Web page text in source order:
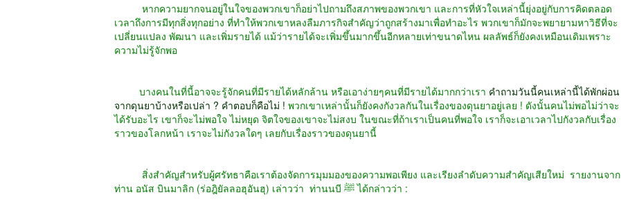
หากความยากจนอยู่ในใจของพวกเขาก็อย่าไปถามถึงสภาพของพวกเขา และการที่หัวใจเหล่านี้ยุ่งอยู่กับการคิดตลอด
เวลาถึงการมีทุกสิ่งทุกอย่าง ที่ทำให้พวกเขาหลงลืมภารกิจสำคัญว่าถูกสร้างมาเพื่อทำอะไร พวกเขาก็มักจะพยายามหาวิธีที่จะ
เปลี่ยนแปลง พัฒนา และเพิ่มรายได้ แม้ว่ารายได้จะเพิ่มขึ้นมากขึ้นอีกหลายเท่าขนาดไหน ผลลัพธ์ก็ยังคงเหมือนเดิมเพราะ
ความไม่รู้จักพอ
บางคนในที่นี้อาจจะรู้จักคนที่มีรายได้หลักล้าน หรือเอาง่ายๆคนที่มีรายได้มากกว่าเรา คำถามวันนี้คนเหล่านี้ได้พักผ่อน
จากดุนยาบ้างหรือเปล่า ? คำตอบก็คือไม่ ! พวกเขาเหล่านั้นก็ยังคงกังวลกันในเรื่องของดุนยาอยู่เลย ! ดังนั้นคนไม่พอไม่ว่าจะ
ได้รับอะไร เขาก็จะไม่พอใจ ไม่หยุด จิตใจของเขาจะไม่สงบ ในขณะที่ถ้าเราเป็นคนที่พอใจ เราก็จะเอาเวลาไปกังวลกับเรื่อง
ราวของโลกหน้า เราจะไม่กังวลใดๆ เลยกับเรื่องราวของดุนยานี้
สิ่งสำคัญสำหรับผู้ศรัทธาคือเราต้องจัดการมุมมองของความพอเพียง และเรียงลำดับความสำคัญเสียใหม่ รายงานจาก
ท่าน อนัส บินมาลิก (ร่อฎิยัลลอฮุอันฮุ) เล่าวว่า ท่านนบี ﷺ ได้กล่าวว่า :